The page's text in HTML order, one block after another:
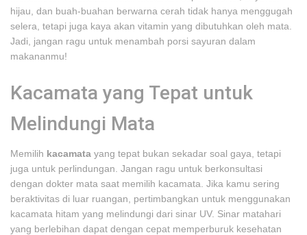
hijau, dan buah-buahan berwarna cerah tidak hanya menggugah
selera, tetapi juga kaya akan vitamin yang dibutuhkan oleh mata.
Jadi, jangan ragu untuk menambah porsi sayuran dalam
makananmu!
Kacamata yang Tepat untuk
Melindungi Mata
Memilih kacamata yang tepat bukan sekadar soal gaya, tetapi
juga untuk perlindungan. Jangan ragu untuk berkonsultasi
dengan dokter mata saat memilih kacamata. Jika kamu sering
beraktivitas di luar ruangan, pertimbangkan untuk menggunakan
kacamata hitam yang melindungi dari sinar UV. Sinar matahari
yang berlebihan dapat dengan cepat memperburuk kesehatan